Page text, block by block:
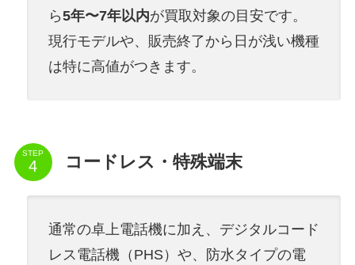
ら5年〜7年以内が買取対象の目安です。
現行モデルや、販売終了から日が浅い機種
は特に高値がつきます。
STEP コードレス・特殊端末
通常の卓上電話機に加え、デジタルコード
レス電話機（PHS）や、防水タイプの電